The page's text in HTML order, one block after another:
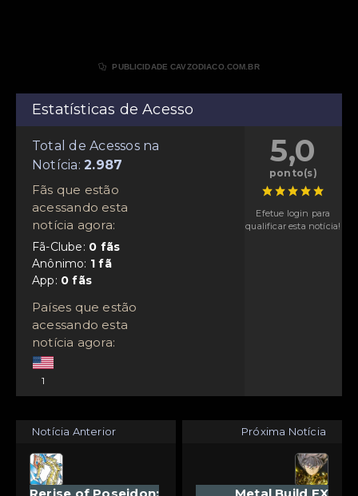
 PUBLICIDADE CAVZODIACO.COM.BR
Estatísticas de Acesso
Total de Acessos na
Notícia:
Fãs que estão
acessando esta
notícia agora:
Fã-Clube:
Anônimo:
App:
Países que estão
acessando esta
notícia agora:
1
5,0
ponto(s)
Efetue login para
qualificar esta notícia!
Notícia Anterior Próxima Notícia